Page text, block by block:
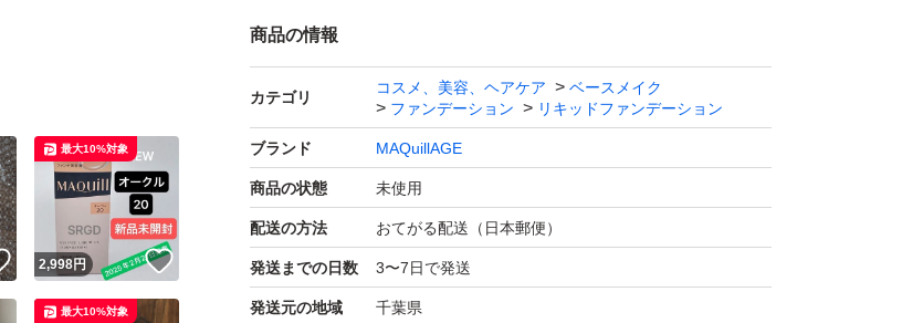
商品の情報
カテゴリ
コスメ、美容、ヘアケア
ベースメイク
ファンデーション
リキッドファンデーション
ブランド MAQuillAGE
商品の状態 未使用
配送の方法 おてがる配送（日本郵便）
発送までの日数 3〜7日で発送
発送元の地域 千葉県
いいね！
2,998円
最大10%対象
最大10%対象